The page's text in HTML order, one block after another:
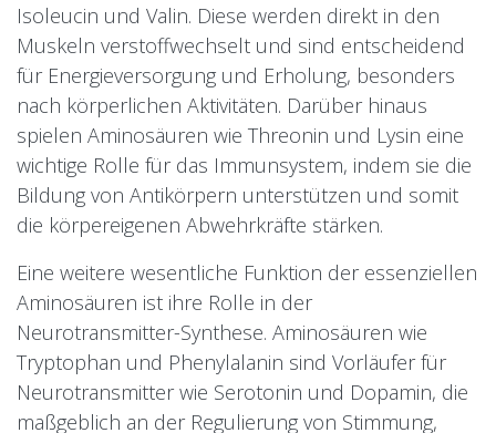
Isoleucin und Valin. Diese werden direkt in den
Muskeln verstoffwechselt und sind entscheidend
für Energieversorgung und Erholung, besonders
nach körperlichen Aktivitäten. Darüber hinaus
spielen Aminosäuren wie Threonin und Lysin eine
wichtige Rolle für das Immunsystem, indem sie die
Bildung von Antikörpern unterstützen und somit
die körpereigenen Abwehrkräfte stärken.
Eine weitere wesentliche Funktion der essenziellen
Aminosäuren ist ihre Rolle in der
Neurotransmitter-Synthese. Aminosäuren wie
Tryptophan und Phenylalanin sind Vorläufer für
Neurotransmitter wie Serotonin und Dopamin, die
maßgeblich an der Regulierung von Stimmung,